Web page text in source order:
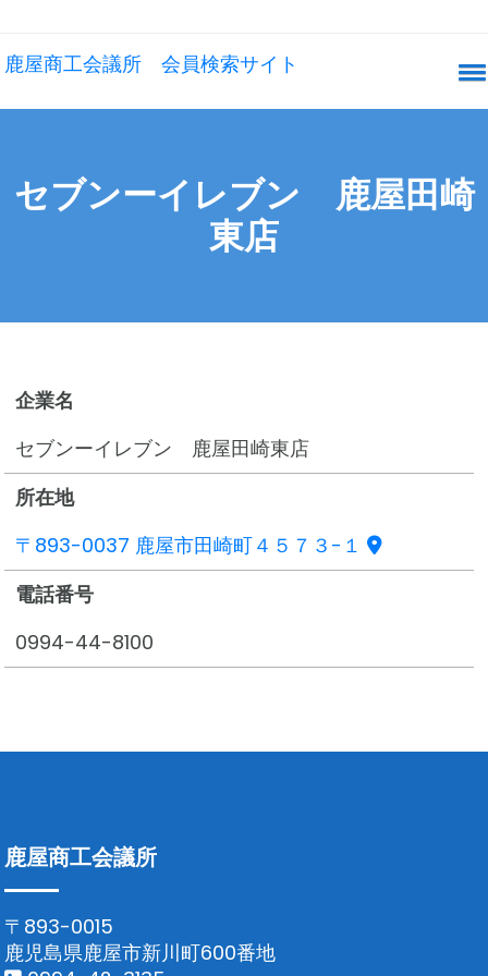
鹿屋商工会議所 会員検索サイト
セブンーイレブン 鹿屋田崎
東店
企業名
セブンーイレブン 鹿屋田崎東店
所在地
〒893-0037 鹿屋市田崎町４５７３-１
電話番号
0994-44-8100
鹿屋商工会議所
〒893-0015
鹿児島県鹿屋市新川町600番地